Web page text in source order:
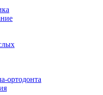
ортодонта